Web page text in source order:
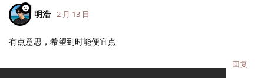
明浩 2 月 13 日
有点意思，希望到时能便宜点
回复